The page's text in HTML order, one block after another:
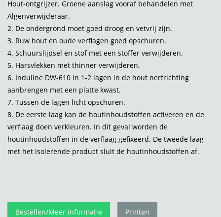
Hout-ontgrijzer. Groene aanslag vooraf behandelen met
Algenverwijderaar.
2. De ondergrond moet goed droog en vetvrij zijn.
3. Ruw hout en oude verflagen goed opschuren.
4. Schuurslijpsel en stof met een stoffer verwijderen.
5. Harsvlekken met thinner verwijderen.
6. Induline DW-610 in 1-2 lagen in de hout nerfrichting
aanbrengen met een platte kwast.
7. Tussen de lagen licht opschuren.
8. De eerste laag kan de houtinhoudstoffen activeren en de
verflaag doen verkleuren. In dit geval worden de
houtinhoudstoffen in de verflaag gefixeerd. De tweede laag
met het isolerende product sluit de houtinhoudstoffen af.
Bestellen/Meer informatie Printen